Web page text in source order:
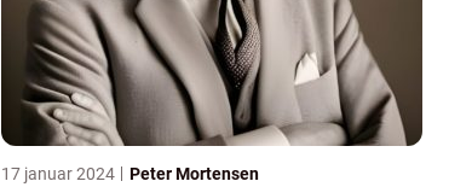
17 januar 2024 Peter Mortensen